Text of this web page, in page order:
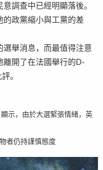
調查中已經明顯落後。
的政黨縮小與工黨的差
舉消息，而最值得注意
離開了在法國舉行的D-
。
示，由於大選緊張情緒，英
者仍持謹慎態度